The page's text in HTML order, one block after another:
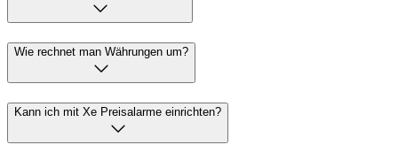
Wie rechnet man Währungen um?
Kann ich mit Xe Preisalarme einrichten?